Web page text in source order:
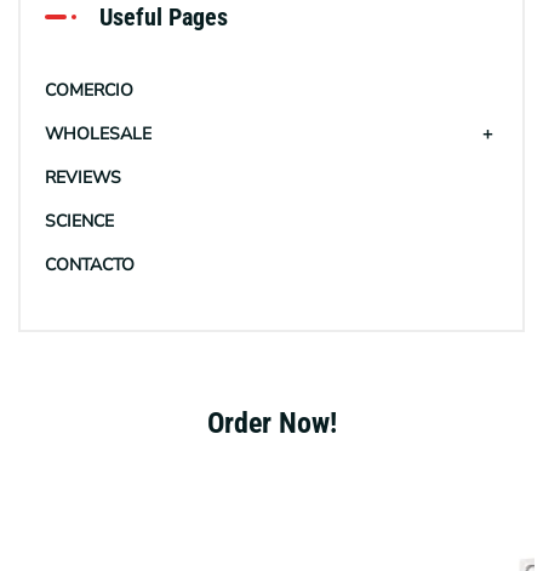
Useful Pages
COMERCIO
WHOLESALE
REVIEWS
SCIENCE
CONTACTO
Order Now!